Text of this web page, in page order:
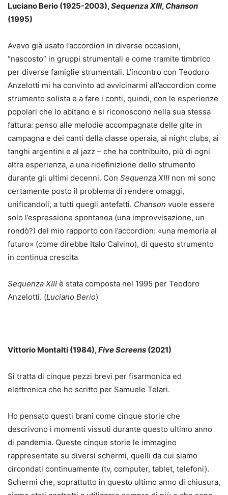
Luciano Berio (1925-2003),Sequenza XIII, Chanson
(1995)
Avevo già usato l’accordion in diverse occasioni,
“nascosto” in gruppi strumentali e come tramite timbrico
per diverse famiglie strumentali. L’incontro con Teodoro
Anzelotti mi ha convinto ad avvicinarmi all’accordion come
strumento solista e a fare i conti, quindi, con le esperienze
popolari che lo abitano e si riconoscono nella sua stessa
fattura: penso alle melodie accompagnate delle gite in
campagna e dei canti della classe operaia, ai night clubs, ai
tanghi argentini e al jazz – che ha contribuito, più di ogni
altra esperienza, a una ridefinizione dello strumento
durante gli ultimi decenni. Con Sequenza XIII non mi sono
certamente posto il problema di rendere omaggi,
unificandoli, a tutti quegli antefatti. Chanson vuole essere
solo l’espressione spontanea (una improvvisazione, un
rondò?) del mio rapporto con l’accordion: «una memoria al
futuro» (come direbbe Italo Calvino), di questo strumento
in continua crescita
Sequenza XIII è stata composta nel 1995 per Teodoro
Anzelotti. (Luciano Berio)
Vittorio Montalti (1984),Five Screens (2021)
Si tratta di cinque pezzi brevi per fisarmonica ed
elettronica che ho scritto per Samuele Telari.
Ho pensato questi brani come cinque storie che
descrivono i momenti vissuti durante questo ultimo anno
di pandemia. Queste cinque storie le immagino
rappresentate su diversi schermi, quelli da cui siamo
circondati continuamente (tv, computer, tablet, telefoni).
Schermi che, soprattutto in questo ultimo anno di chiusura,